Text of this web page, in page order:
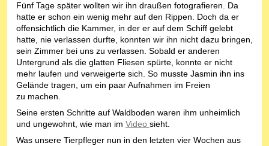
Fünf Tage später wollten wir ihn draußen fotografieren. Da
hatte er schon ein wenig mehr auf den Rippen. Doch da er
offensichtlich die Kammer, in der er auf dem Schiff gelebt
hatte, nie verlassen durfte, konnten wir ihn nicht dazu bringen,
sein Zimmer bei uns zu verlassen. Sobald er anderen
Untergrund als die glatten Fliesen spürte, konnte er nicht
mehr laufen und verweigerte sich. So musste Jasmin ihn ins
Gelände tragen, um ein paar Aufnahmen im Freien
zu machen.
Seine ersten Schritte auf Waldboden waren ihm unheimlich
und ungewohnt, wie man im Video sieht.
Was unsere Tierpfleger nun in den letzten vier Wochen aus